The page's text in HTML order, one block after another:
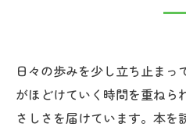
日々の歩みを少し立ち止ま
がほどけていく時間を重ねら
さしさを届けています。本を